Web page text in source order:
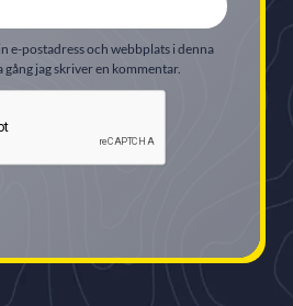
e-postadress och webbplats i denna
jag skriver en kommentar.